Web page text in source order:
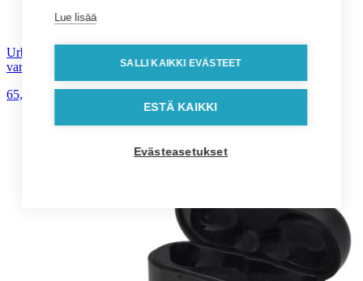
Urban Vitamin Malibu RCS 5000 mAh magneettinen 20 W
varavirtalähde
65,90
Lue lisää
SALLI KAIKKI EVÄSTEET
ESTÄ KAIKKI
Evästeasetukset